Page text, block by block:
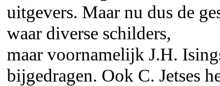
uitgevers. Maar nu dus de
waar diverse schilders,
maar voornamelijk J.H.
bijgedragen. Ook C. Jetses